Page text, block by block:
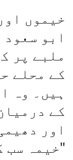
خیموں
ابو
ملبے پر
کے محلے
ہیں۔ وہ
کے
اور
"خیمہ سب